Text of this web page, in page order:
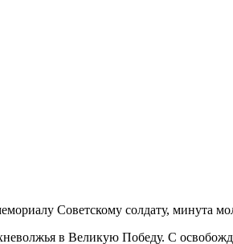
Советскому солдату, минута
в Великую Победу. С